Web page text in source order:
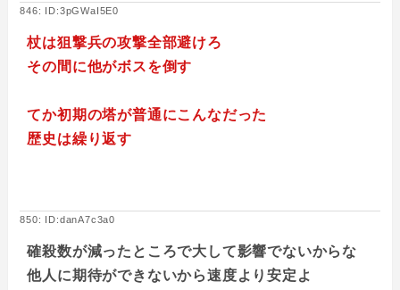
846: ID:3pGWaI5E0
杖は狙撃兵の攻撃全部避けろ
その間に他がボスを倒す
てか初期の塔が普通にこんなだった
歴史は繰り返す
850: ID:danA7c3a0
確殺数が減ったところで大して影響でないからな
他人に期待ができないから速度より安定よ